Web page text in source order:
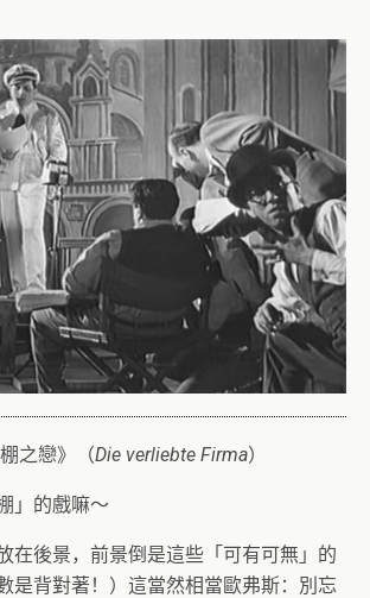
之戀》（Die verliebte Firma）
」的戲嘛～
在後景，前景倒是這些「可有可無」的
是背對著！）這當然相當歐弗斯：別忘